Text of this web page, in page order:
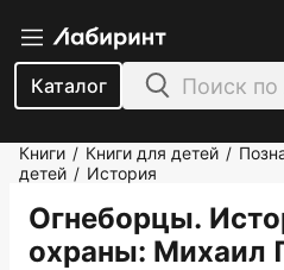
Каталог
Книги / Книги для детей /
детей / История
Огнеборцы.
охраны: Михаил